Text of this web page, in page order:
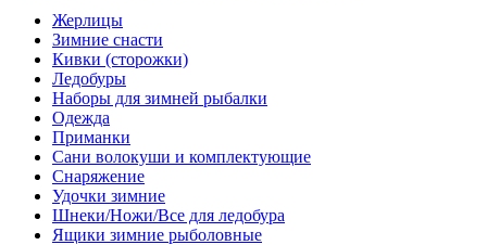
Жерлицы
Зимние снасти
Кивки (сторожки)
Ледобуры
Наборы для зимней рыбалки
Одежда
Приманки
Сани волокуши и комплектующие
Снаряжение
Удочки зимние
Шнеки/Ножи/Все для ледобура
Ящики зимние рыболовные